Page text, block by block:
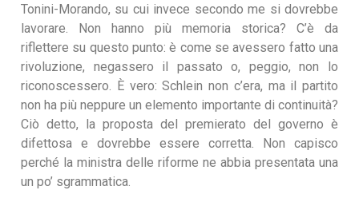
Tonini-Morando, su cui invece secondo me si dovrebbe
lavorare. Non hanno più memoria storica? C’è da
riflettere su questo punto: è come se avessero fatto una
rivoluzione, negassero il passato o, peggio, non lo
riconoscessero. È vero: Schlein non c’era, ma il partito
non ha più neppure un elemento importante di continuità?
Ciò detto, la proposta del premierato del governo è
difettosa e dovrebbe essere corretta. Non capisco
perché la ministra delle riforme ne abbia presentata una
un po’ sgrammatica.